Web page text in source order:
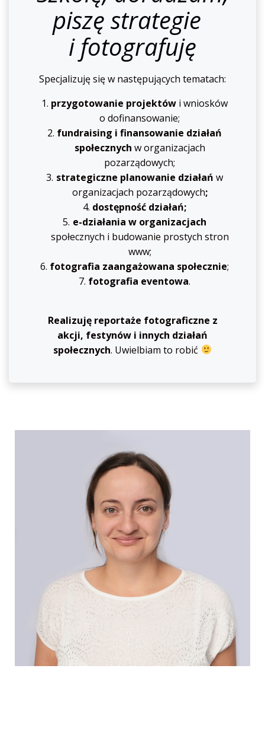
piszę strategie
i fotografuję
Specjalizuję się w następujących tematach:
przygotowanie projektów i wniosków
o dofinansowanie;
fundraising i finansowanie działań
społecznych w organizacjach
pozarządowych;
strategiczne planowanie działań w
organizacjach pozarządowych;
dostępność działań;
e-działania w organizacjach
społecznych i budowanie prostych stron
www;
fotografia zaangażowana społecznie;
fotografia eventowa.
Realizuję reportaże fotograficzne z
akcji, festynów i innych działań
społecznych. Uwielbiam to robić